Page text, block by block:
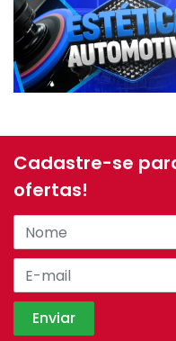
Cadastre-se
ofertas!